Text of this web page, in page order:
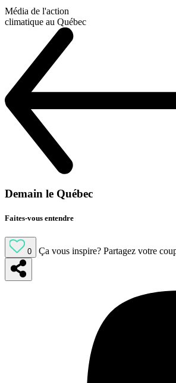
Média de l'action
climatique au Québec
Demain le Québec
Faites-vous entendre
0 Ça vous inspire? Partagez votre